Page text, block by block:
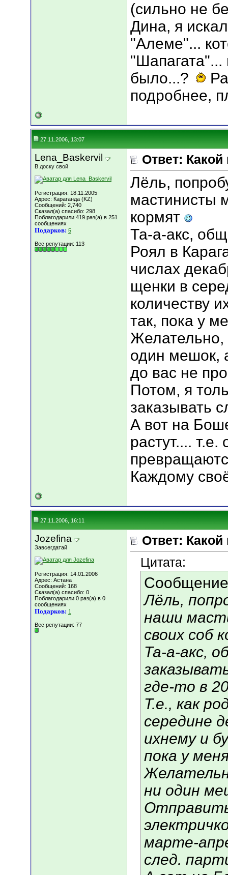
(сильно не
Дина, я
"Алеме"...
было...?
подробнее,
27.11.2006, 13:07
Lena_Baskervil
В доску свой
Регистрация: 18.11.2005
Адрес: Караганда (KZ)
Сообщений: 2,740
Сказал(а) спасибо: 298
Поблагодарили 419 раз(а) в 251
сообщениях
Подарков: 5
Вес репутации: 113
Ответ:
Лёль,
мастинисты
кормят
Та-а-акс,
Роял в
числах
щенки в
количеству
так, пока у
Желательно,
один мешок,
до вас не
Потом, я
заказывать
А вот на
растут.... т.е.
Каждому
27.11.2006, 16:11
Jozefina
Завсегдатай
Регистрация: 14.01.2006
Адрес: Астана
Сообщений: 168
Сказал(а) спасибо: 0
Поблагодарили 0 раз(а) в 0
сообщениях
Подарков: 1
Вес репутации: 77
Ответ:
Цитата:
Лёль,
наши
своих соб
Та-а-акс,
где-то в
Т.е., как
середине
ихнему и
пока у
ни один
марте-
след.